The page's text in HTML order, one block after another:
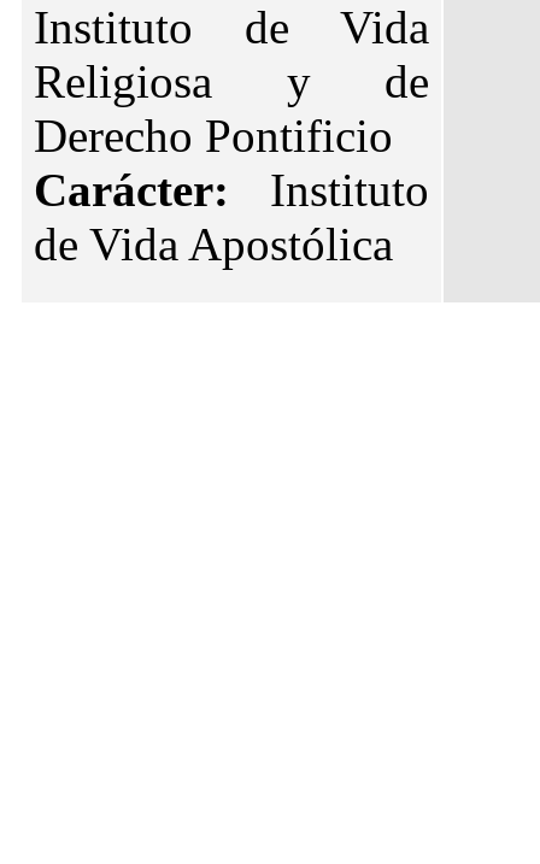
Instituto de Vida
Religiosa y de
Derecho Pontificio
Carácter: Instituto
de Vida Apostólica